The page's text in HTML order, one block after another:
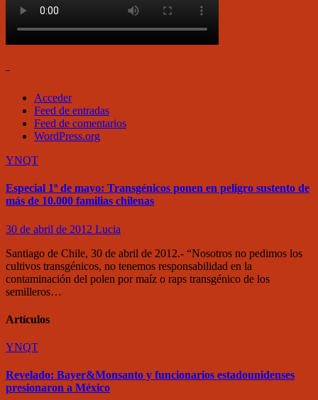
–
Acceder
Feed de entradas
Feed de comentarios
WordPress.org
YNQT
Especial 1º de mayo: Transgénicos ponen en peligro sustento de
más de 10.000 familias chilenas
30 de abril de 2012 Lucia
Santiago de Chile, 30 de abril de 2012.- “Nosotros no pedimos los
cultivos transgénicos, no tenemos responsabilidad en la
contaminación del polen por maíz o raps transgénico de los
semilleros…
Artículos
YNQT
Revelado: Bayer&Monsanto y funcionarios estadounidenses
presionaron a México